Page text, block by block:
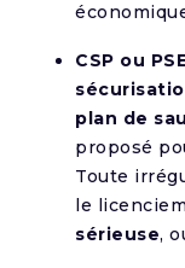
CSP ou
plan de
proposé
Toute
le
sérieuse,